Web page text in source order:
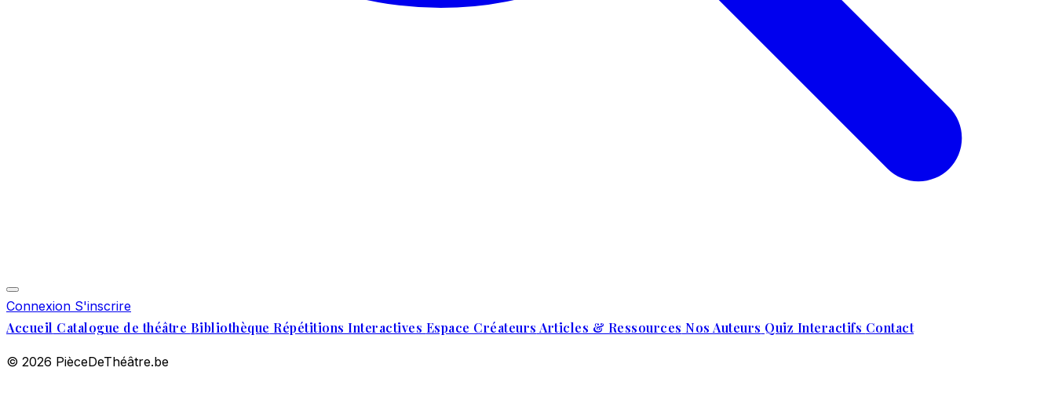
Connexion S'inscrire
Accueil Catalogue de théâtre Bibliothèque Répétitions Interactives Espace Créateurs Articles & Ressources Nos Auteurs Quiz Interactifs Contact
© 2026 PièceDeThéâtre.be